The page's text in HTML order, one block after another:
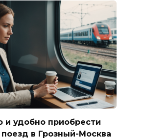
и удобно приобрести
в Грозный-Москва